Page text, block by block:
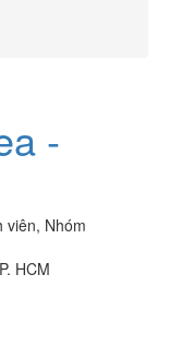
-
viên, Nhóm
HCM